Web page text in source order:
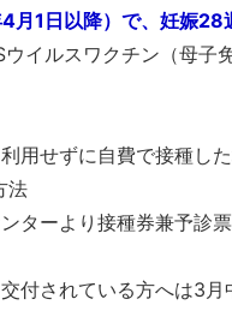
月1日以降）で、妊娠
ウイルスワクチン（母
用せずに自費で接種し
法
ターより接種券兼予診
付されている方へは3月